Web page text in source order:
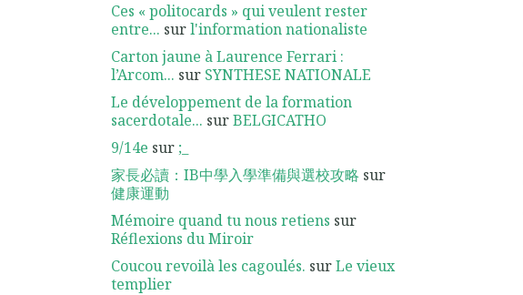
Ces « politocards » qui veulent rester
entre... surl'information nationaliste
Carton jaune à Laurence Ferrari :
l’Arcom... sur SYNTHESE NATIONALE
Le développement de la formation
sacerdotale... surBELGICATHO
9/14e sur ;_
家長必讀：IB中學入學準備與選校攻略 sur
健康運動
Mémoire quand tu nous retiens sur
Réflexions du Miroir
Coucou revoilà les cagoulés. surLe vieux
templier